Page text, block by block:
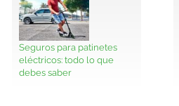
Seguros para patinetes
eléctricos: todo lo que
debes saber